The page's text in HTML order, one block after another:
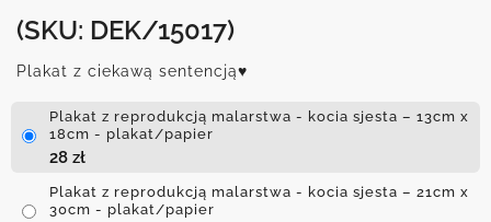
(SKU: DEK/15017)
Plakat z ciekawą sentencją♥
Plakat z reprodukcją malarstwa - kocia sjesta – 13cm x
18cm - plakat/papier
28 zł
Plakat z reprodukcją malarstwa - kocia sjesta – 21cm x
30cm - plakat/papier